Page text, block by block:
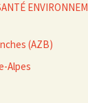
(AZB)
Alpes